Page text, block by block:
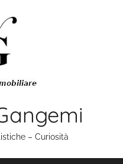
– Curiosità